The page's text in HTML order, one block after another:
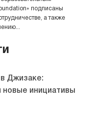
подписаны
а также
Джизаке:
инициативы